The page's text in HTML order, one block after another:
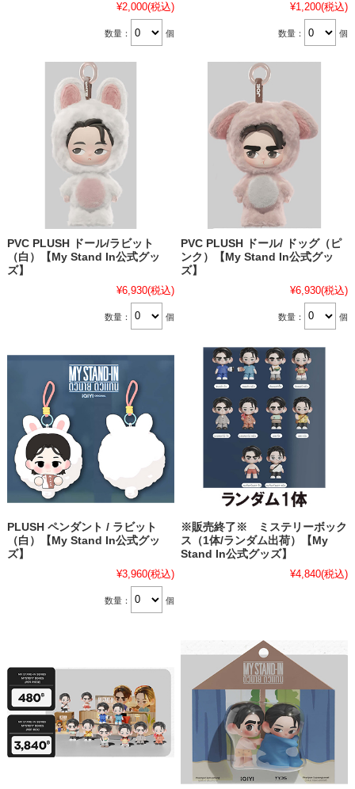
¥2,000(税込)
数量： 個
¥1,200(税込)
数量： 個
PVC PLUSH ドール/ラビット
（白）【My Stand In公式グッ
ズ】
¥6,930(税込)
数量： 個
PVC PLUSH ドール/ ドッグ（ピ
ンク）【My Stand In公式グッ
ズ】
¥6,930(税込)
数量： 個
PLUSH ペンダント / ラビット
（白）【My Stand In公式グッ
ズ】
¥3,960(税込)
数量： 個
※販売終了※ ミステリーボック
ス（1体/ランダム出荷）【My
Stand In公式グッズ】
¥4,840(税込)